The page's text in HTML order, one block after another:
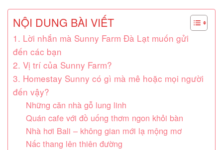
NỘI DUNG BÀI VIẾT
1. Lời nhắn mà Sunny Farm Đà Lạt muốn gửi
đến các bạn
2. Vị trí của Sunny Farm?
3. Homestay Sunny có gì mà mê hoặc mọi người
đến vậy?
Những căn nhà gỗ lung linh
Quán cafe với đồ uống thơm ngon khỏi bàn
Nhà hơi Bali – không gian mới lạ mộng mơ
Nấc thang lên thiên đường